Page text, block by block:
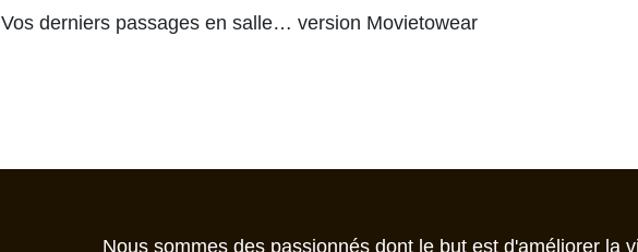
Vos derniers passages en salle… version Movietowear
Nous sommes des passionnés dont le but est d'améliorer la vie